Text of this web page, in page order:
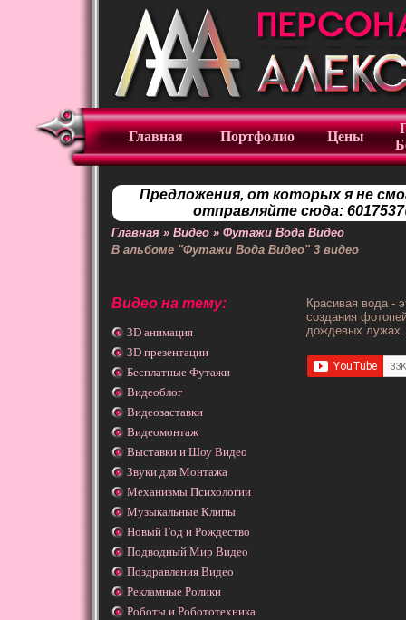
Главная Портфолио Цены
Предложения, от которых я не
отправляйте сюда:
Главная » Видео » Футажи Вода Видео
В альбоме "Футажи Вода Видео" 3 видео
Видео на тему:
3D анимация
3D презентации
Бесплатные Футажи
Видеоблог
Видеозаставки
Видеомонтаж
Выставки и Шоу Видео
Звуки для Монтажа
Механизмы Психологии
Музыкальные Клипы
Новый Год и Рождество
Подводный Мир Видео
Поздравления Видео
Рекламные Ролики
Роботы и Робототехника
Красивая вода -
создания
дождевых лужах.